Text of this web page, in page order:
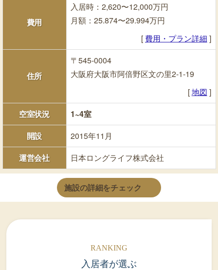
費用
入居時：2,620〜12,000万円
月額：25.874〜29.994万円
[ 費用・プラン詳細 ]
住所
〒545-0004
大阪府大阪市阿倍野区文の里2-1-19
[地図 ]
空室状況
1~4室
開設
2015年11月
運営会社
日本ロングライフ株式会社
施設の詳細をチェック
入居者が選ぶ